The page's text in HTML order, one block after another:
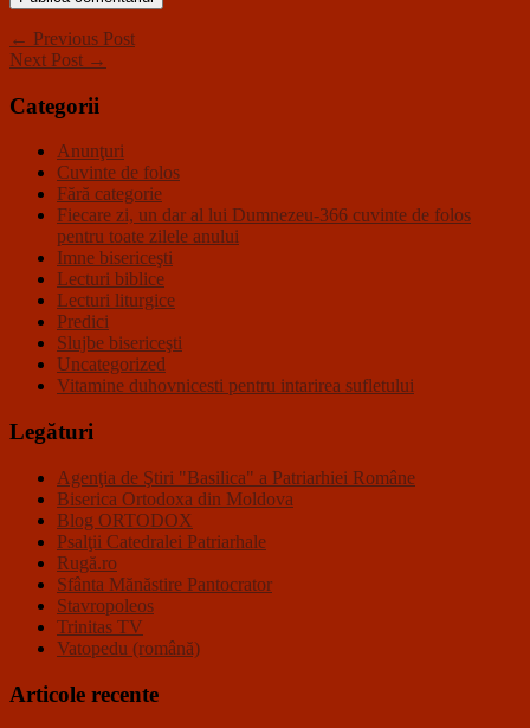
← Previous Post
Next Post →
Categorii
Anunţuri
Cuvinte de folos
Fără categorie
Fiecare zi, un dar al lui Dumnezeu-366 cuvinte de folos
pentru toate zilele anului
Imne bisericeşti
Lecturi biblice
Lecturi liturgice
Predici
Slujbe bisericeşti
Uncategorized
Vitamine duhovnicesti pentru intarirea sufletului
Legături
Agenţia de Ştiri "Basilica" a Patriarhiei Române
Biserica Ortodoxa din Moldova
Blog ORTODOX
Psalţii Catedralei Patriarhale
Rugă.ro
Sfânta Mănăstire Pantocrator
Stavropoleos
Trinitas TV
Vatopedu (română)
Articole recente